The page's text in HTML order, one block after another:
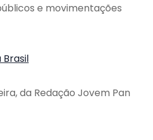
e movimentações
Brasil
da Redação Jovem Pan